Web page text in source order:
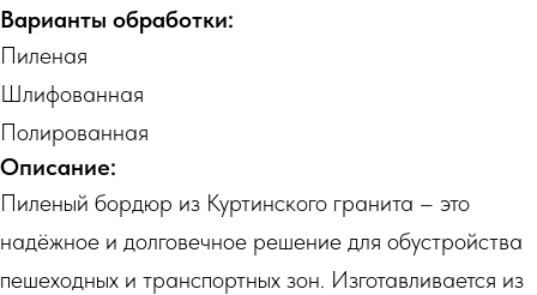
Варианты обработки:
Пиленая
Шлифованная
Полированная
Описание:
Пиленый бордюр из Куртинского гранита – это
надёжное и долговечное решение для обустройства
пешеходных и транспортных зон. Изготавливается из